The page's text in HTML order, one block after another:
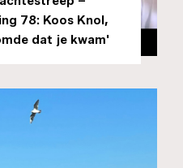
78: Koos Knol,
dat je kwam'